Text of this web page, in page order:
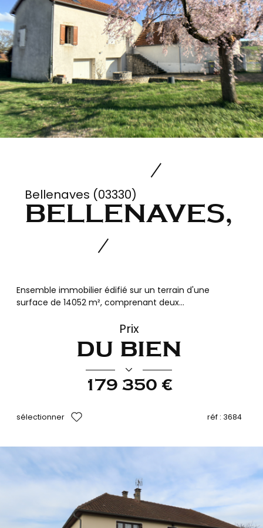
Bellenaves (03330)
BELLENAVES,
Ensemble immobilier édifié sur un terrain d'une
surface de 14052 m², comprenant deux...
Prix
du bien
179 350 €
sélectionner réf : 3684